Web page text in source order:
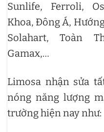
Sunlife, Ferroli,
Khoa, Đông Á,
Solahart, Toàn
Gamax,…
Limosa nhận sửa
nóng năng lượng
trường hiện nay như: